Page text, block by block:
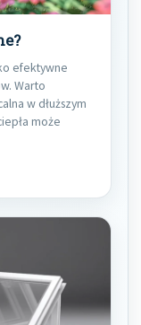
efektywne
Warto
w dłuższym
może